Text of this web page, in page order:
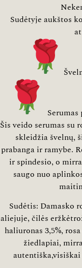
Sudėtyje aukštos
Šis veido serumas
skleidžia švelnų,
prabanga ir ramybe.
ir spindesio, o
saugo nuo
Sudėtis: Damasko
aliejuje, čilės
haliuronas 3,5%,
žiedlapiai,